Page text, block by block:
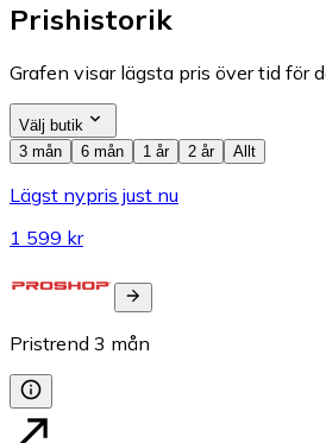
Prishistorik
Grafen visar lägsta pris över tid för
Välj butik
3 mån
6 mån 1 år 2 år Allt
Lägst nypris just nu
1 599 kr
Pristrend 3 mån